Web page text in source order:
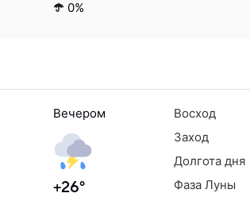
0%
Вечером
+26°
Восход
Заход
Долгота дня
Фаза Луны